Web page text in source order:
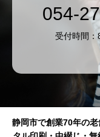
054-
受付時間
静岡市で創業70年の